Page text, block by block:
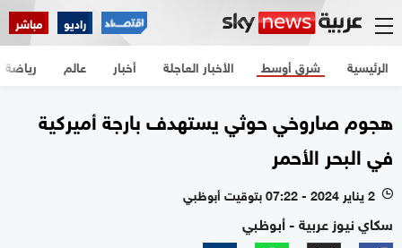
راديو مباشر
الرئيسية الأخبار العاجلة أخبار شرق أوسط عالم رياضة
هجوم صاروخي حوثي يستهدف بارجة أميركية
في البحر الأحمر
l 2 يناير 2024 - 07:22 بتوقيت أبوظبي
سكاي نيوز عربية - أبوظبي